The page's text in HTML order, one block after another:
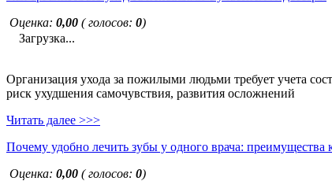
Оценка: 0,00 ( голосов: 0)
Загрузка...
Организация ухода за пожилыми людьми требует учета
риск ухудшения самочувствия, развития осложнений
Читать далее >>>
Почему удобно лечить зубы у одного врача: преимущества
Оценка: 0,00 ( голосов: 0)